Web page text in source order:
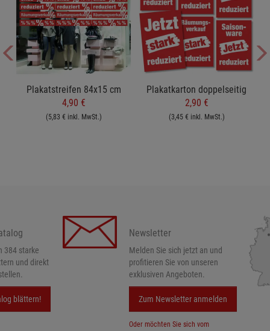
Plakatstreifen 84x15 cm
4,90 €
(5,83 € inkl. MwSt.)
Plakatkarton doppelseitig
2,90 €
(3,45 € inkl. MwSt.)
384 starke
und direkt
blättern!
Newsletter
Melden Sie sich jetzt an und
profitieren Sie von unseren
exklusiven Angeboten.
Zum Newsletter anmelden
Oder möchten Sie sich vom